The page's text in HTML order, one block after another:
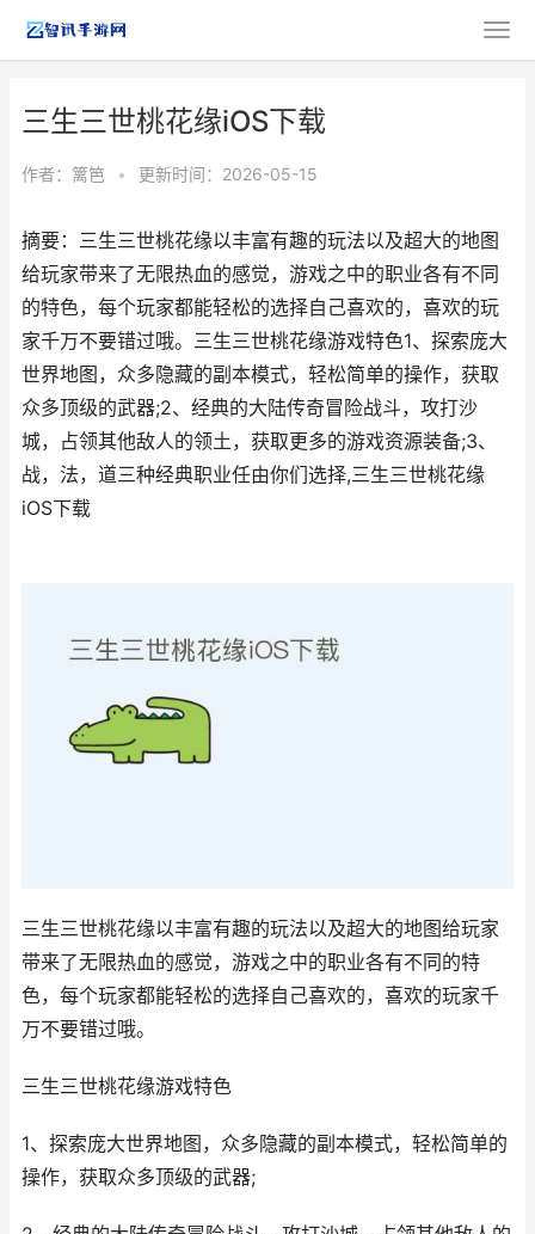
三生三世桃花缘iOS下载
作者： 篱笆 • 更新时间：2026-05-15
摘要：三生三世桃花缘以丰富有趣的玩法以及超大的地图
给玩家带来了无限热血的感觉，游戏之中的职业各有不同
的特色，每个玩家都能轻松的选择自己喜欢的，喜欢的玩
家千万不要错过哦。三生三世桃花缘游戏特色1、探索庞大
世界地图，众多隐藏的副本模式，轻松简单的操作，获取
众多顶级的武器;2、经典的大陆传奇冒险战斗，攻打沙
城，占领其他敌人的领土，获取更多的游戏资源装备;3、
战，法，道三种经典职业任由你们选择,三生三世桃花缘
iOS下载
三生三世桃花缘以丰富有趣的玩法以及超大的地图给玩家
带来了无限热血的感觉，游戏之中的职业各有不同的特
色，每个玩家都能轻松的选择自己喜欢的，喜欢的玩家千
万不要错过哦。
三生三世桃花缘游戏特色
1、探索庞大世界地图，众多隐藏的副本模式，轻松简单的
操作，获取众多顶级的武器;